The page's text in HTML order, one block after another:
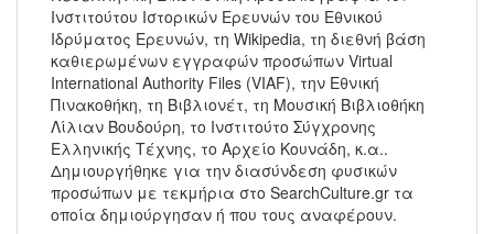
Ινστιτούτου Ιστορικών Ερευνών του Εθνικού
Ιδρύματος Ερευνών, τη Wikipedia, τη διεθνή βάση
καθιερωμένων εγγραφών προσώπων Virtual
International Authority Files (VIAF), την Εθνική
Πινακοθήκη, τη Βιβλιονέτ, τη Μουσική Βιβλιοθήκη
Λίλιαν Βουδούρη, το Ινστιτούτο Σύγχρονης
Ελληνικής Τέχνης, το Αρχείο Κουνάδη, κ.α..
Δημιουργήθηκε για την διασύνδεση φυσικών
προσώπων με τεκμήρια στο SearchCulture.gr τα
οποία δημιούργησαν ή που τους αναφέρουν.